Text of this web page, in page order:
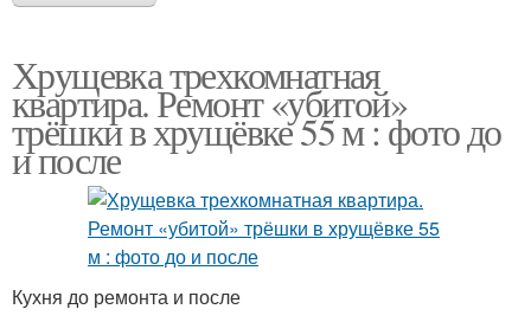
Хрущевка трехкомнатная
квартира. Ремонт «убитой»
трёшки в хрущёвке 55 м : фото до
и после
Кухня до ремонта и после